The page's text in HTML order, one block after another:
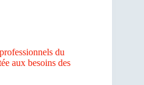
du
aux besoins des